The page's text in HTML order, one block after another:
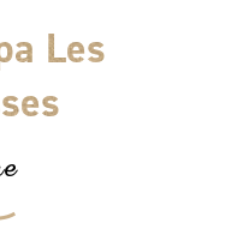
Les